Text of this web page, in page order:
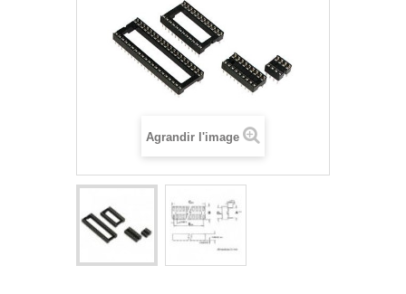
Agrandir l'image